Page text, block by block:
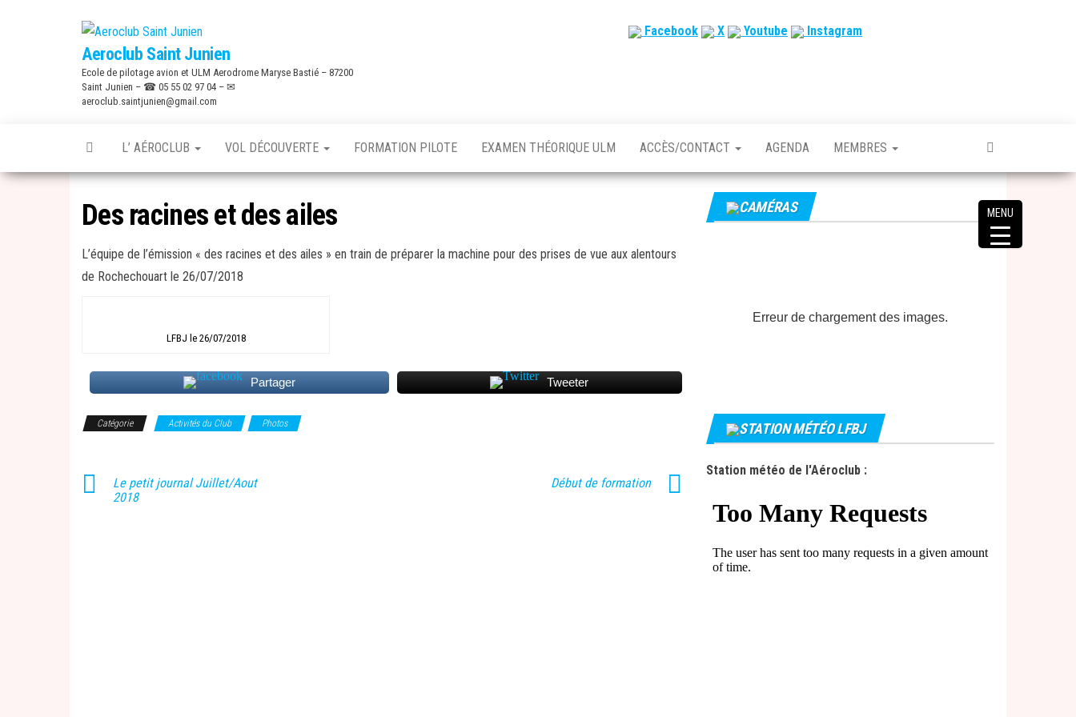
Aeroclub Saint Junien
Ecole de pilotage avion et ULM Aerodrome Maryse Bastié – 87200
Saint Junien – ☎ 05 55 02 97 04 – ✉
aeroclub.saintjunien@gmail.com
Facebook X Youtube Instagram
L’ AÉROCLUB VOL DÉCOUVERTE FORMATION PILOTE EXAMEN THÉORIQUE ULM ACCÈS/CONTACT AGENDA MEMBRES
Des racines et des ailes
L’équipe de l’émission « des racines et des ailes » en train de préparer la machine pour des prises de vue aux alentours
de Rochechouart le 26/07/2018
LFBJ le 26/07/2018
Partager Tweeter
Catégorie Activités du Club Photos
Le petit journal Juillet/Aout
2018
Début de formation
CAMÉRAS
Erreur de chargement des images.
STATION MÉTÉO LFBJ
Station météo de l'Aéroclub :
MENU